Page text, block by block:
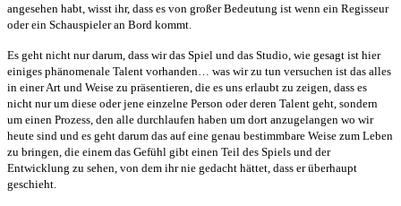
angesehen habt, wisst ihr, dass es von großer Bedeutung ist wenn ein Regisseur
oder ein Schauspieler an Bord kommt.
Es geht nicht nur darum, dass wir das Spiel und das Studio, wie gesagt ist hier
einiges phänomenale Talent vorhanden… was wir zu tun versuchen ist das alles
in einer Art und Weise zu präsentieren, die es uns erlaubt zu zeigen, dass es
nicht nur um diese oder jene einzelne Person oder deren Talent geht, sondern
um einen Prozess, den alle durchlaufen haben um dort anzugelangen wo wir
heute sind und es geht darum das auf eine genau bestimmbare Weise zum Leben
zu bringen, die einem das Gefühl gibt einen Teil des Spiels und der
Entwicklung zu sehen, von dem ihr nie gedacht hättet, dass er überhaupt
geschieht.